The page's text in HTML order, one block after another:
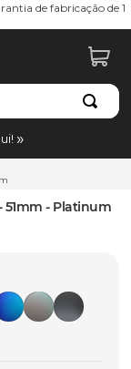
de fabricação de 1
51mm - Platinum